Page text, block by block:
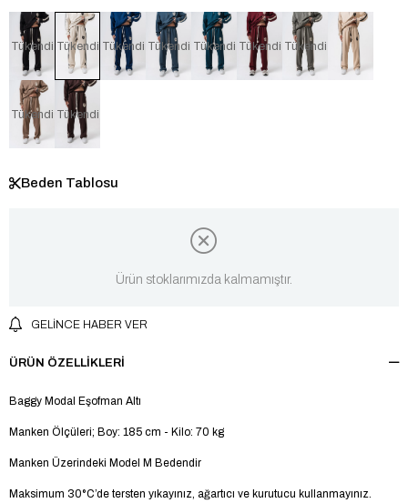
Tükendi Tükendi Tükendi Tükendi Tükendi Tükendi Tükendi
Tükendi Tükendi
Beden Tablosu
Ürün stoklarımızda kalmamıştır.
GELINCE HABER VER
ÜRÜN ÖZELLIKLERI
Baggy Modal Eşofman Altı
Manken Ölçüleri; Boy: 185 cm - Kilo: 70 kg
Manken Üzerindeki Model M Bedendir
Maksimum 30°C’de tersten yıkayınız, ağartıcı ve kurutucu kullanmayınız.